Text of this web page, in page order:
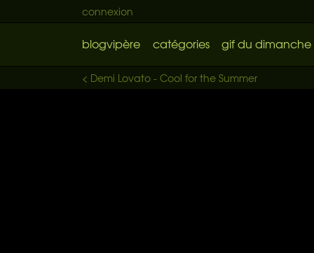
connexion
blogvipère catégories gif du dimanche
< Demi Lovato - Cool for the Summer